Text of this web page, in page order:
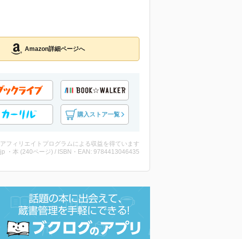
Amazon詳細ページへ
購入ストア一覧
フィリエイトプログラムによる収益を得ています
・本 (240ページ) / ISBN・EAN: 9784413046435